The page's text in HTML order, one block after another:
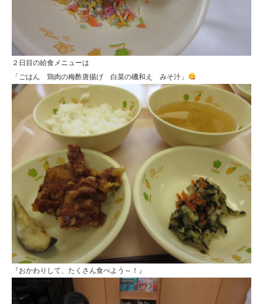
２日目の給食メニューは
「ごはん 鶏肉の梅酢唐揚げ 白菜の磯和え みそ汁」
『おかわりして、たくさん食べよう～！』